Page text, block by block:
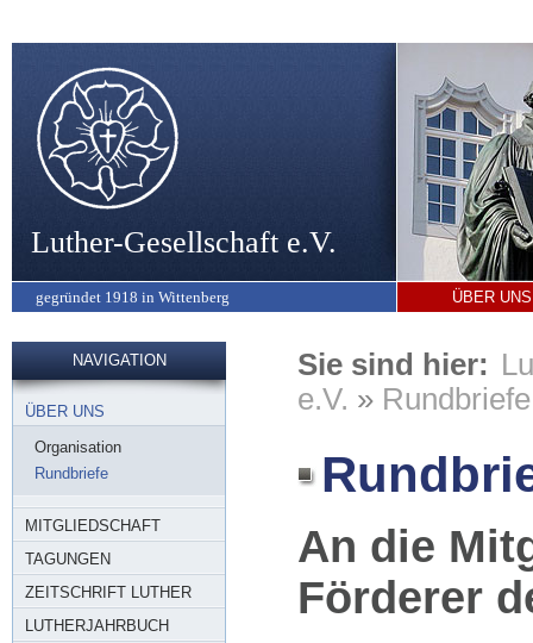
Luther-Gesellschaft e.V.
gegründet 1918 in Wittenberg ÜBER UNS
NAVIGATION
ÜBER UNS
Organisation
Rundbriefe
MITGLIEDSCHAFT
TAGUNGEN
ZEITSCHRIFT LUTHER
LUTHERJAHRBUCH
Sie sind hier:
e.V. » Rundbriefe
An die
Förderer